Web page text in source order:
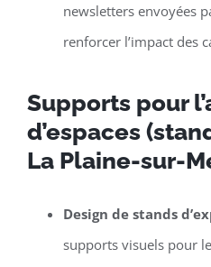
newsletters envoyées
renforcer l’impact des
Supports pour
d’espaces
La Plaine-sur-
Design de stands
supports visuels pour